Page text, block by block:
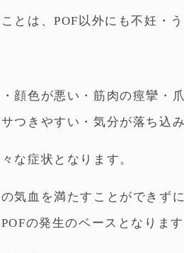
とは、POF以外にも不妊・
顔色が悪い・筋肉の痙攣・
つきやすい・気分が落ち込
な症状となります。
気血を満たすことができず
の発生のベースとなります